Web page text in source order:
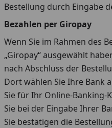
Bestellung durch Eingabe
Bezahlen per Giropay
Wenn Sie im Rahmen des
„Giropay“ ausgewählt
nach Abschluss der
Dort wählen Sie Ihre Bank
Sie für Ihr Online-
Sie bei der Eingabe Ihrer
Sie bestätigen die